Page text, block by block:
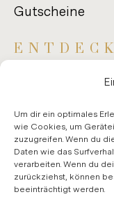
Um dir ein optimales
wie Cookies, um
zuzugreifen. Wenn du
Daten wie das
verarbeiten. Wenn du
zurückziehst, können
beeinträchtigt werden.
Gutscheine
Hall of Fame